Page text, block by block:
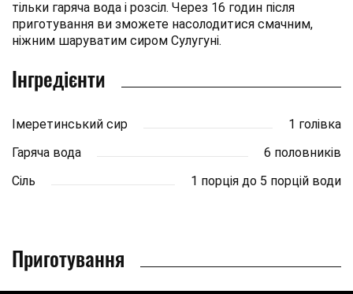
тільки гаряча вода і розсіл. Через 16 годин після
приготування ви зможете насолодитися смачним,
ніжним шаруватим сиром Сулугуні.
Інгредієнти
Імеретинський сир
1 голівка
Гаряча вода
6 половників
Сіль
1 порція до 5 порцій води
Приготування